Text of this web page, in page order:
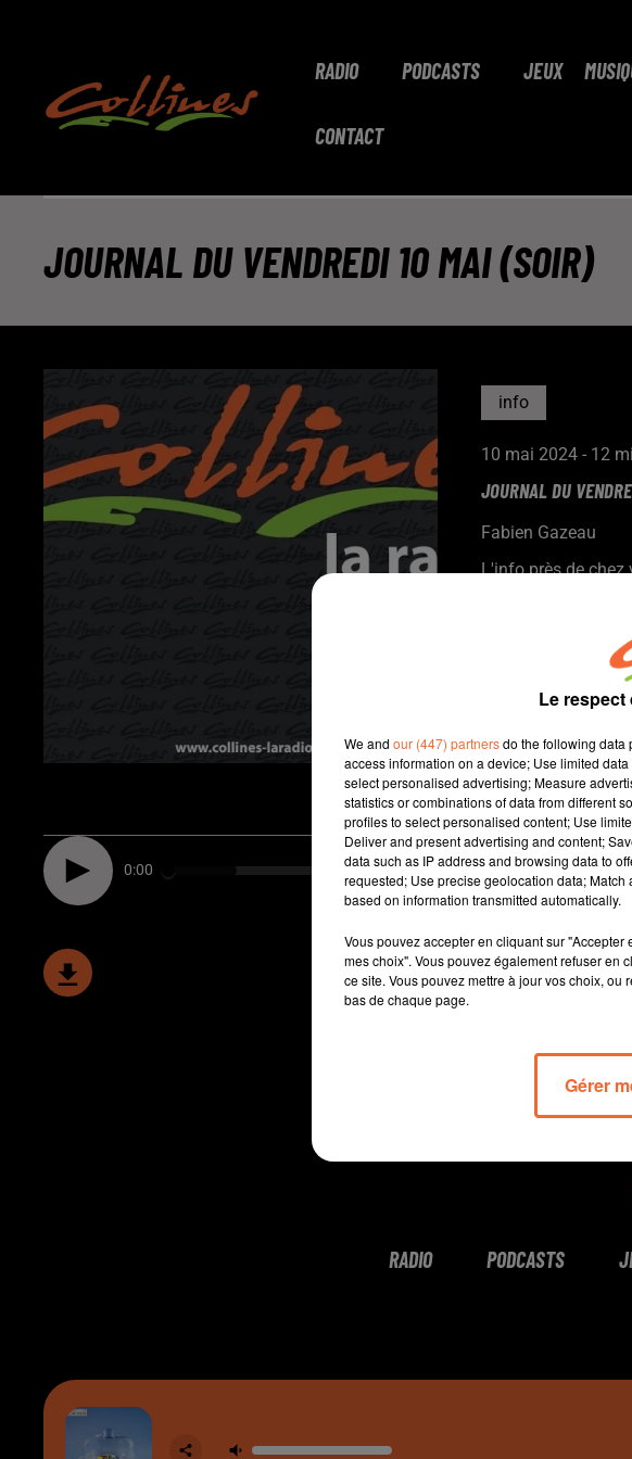
RADIO PODCASTS JEUX
CONTACT
JOURNAL DU VENDREDI 10 MAI (SOIR)
info
10 mai 2024 - 12
JOURNAL DU
Fabien Gazeau
L'info près de chez
- La flamme
- A Thouars, les
aussi … recyclables
- La 11e édition
Saint-Sauveur.
- Les Chamois
0:00
RADIO PODCASTS
Le
We and our (447) partnersdo the following data
access information on a device; Use limited
select personalised advertising; Measure
statistics or combinations of data from different
profiles to select personalised content; Use
Deliver and present advertising and content;
data such as IP address and browsing data to
requested; Use precise geolocation data;
based on information transmitted automatically.
Vous pouvez accepter en cliquant sur
mes choix". Vous pouvez également refuser en
ce site. Vous pouvez mettre à jour vos choix,
bas de chaque page.
Gérer